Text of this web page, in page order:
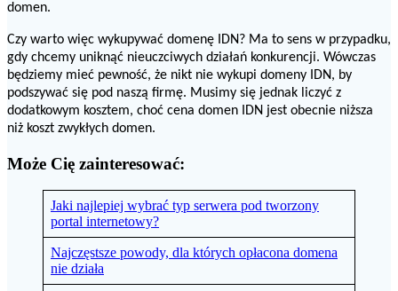
domen.
Czy warto więc wykupywać domenę IDN? Ma to sens w przypadku,
gdy chcemy uniknąć nieuczciwych działań konkurencji. Wówczas
będziemy mieć pewność, że nikt nie wykupi domeny IDN, by
podszywać się pod naszą firmę. Musimy się jednak liczyć z
dodatkowym kosztem, choć cena domen IDN jest obecnie niższa
niż koszt zwykłych domen.
Może Cię zainteresować:
Jaki najlepiej wybrać typ serwera pod tworzony
portal internetowy?
Najczęstsze powody, dla których opłacona domena
nie działa